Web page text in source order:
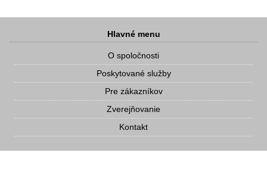
Hlavné menu
O spoločnosti
Poskytované služby
Pre zákazníkov
Zverejňovanie
Kontakt